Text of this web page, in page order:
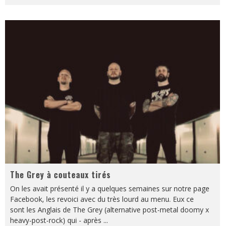
The Grey à couteaux tirés
On les avait présenté il y a quelques semaines sur notre page
Facebook, les revoici avec du très lourd au menu. Eux ce
sont les Anglais de The Grey (alternative post-metal doomy x
heavy-post-rock) qui - après ...